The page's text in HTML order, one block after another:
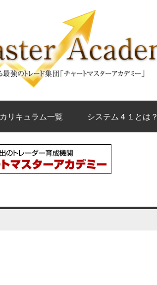
カリキュラム一覧 システム４１とは？